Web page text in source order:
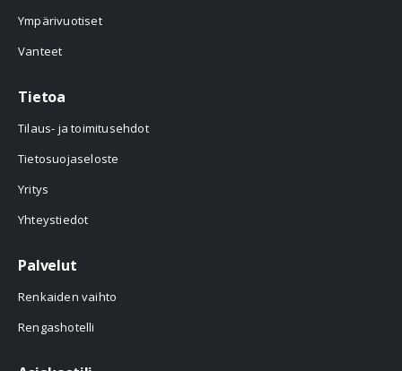
Ympärivuotiset
Vanteet
Tietoa
Tilaus- ja toimitusehdot
Tietosuojaseloste
Yritys
Yhteystiedot
Palvelut
Renkaiden vaihto
Rengashotelli